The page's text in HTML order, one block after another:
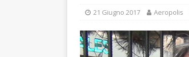
21 Giugno 2017 Aeropolis